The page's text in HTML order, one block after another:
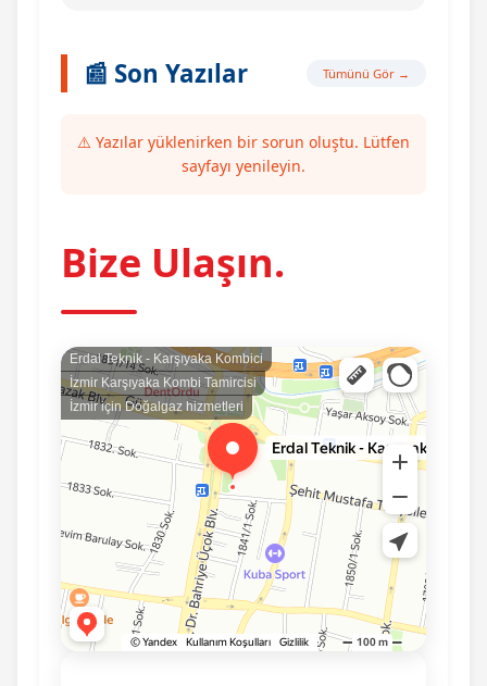
📰 Son Yazılar Tümünü Gör →
⚠️ Yazılar yüklenirken bir sorun oluştu. Lütfen
sayfayı yenileyin.
Bize Ulaşın.
Erdal Teknik - Karşıyaka Kombici
İzmir Karşıyaka Kombi Tamircisi
İzmir için Doğalgaz hizmetleri